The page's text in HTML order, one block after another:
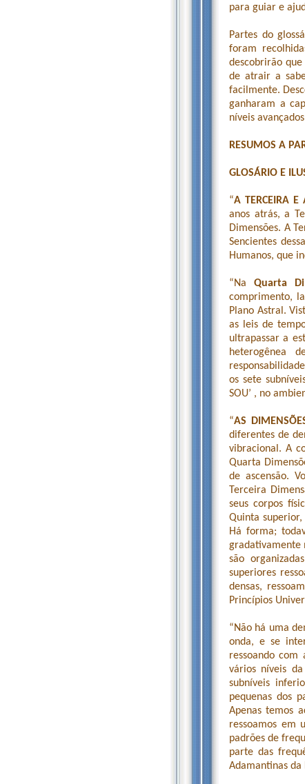
para guiar e
Partes do
foram
descobrirão
de atrair a
facilmente.
ganharam a
níveis
RESUMOS A
GLOSÁRIO E
“A TERCEIRA E
anos atrás, a
Dimensões. A
Sencientes
Humanos, que
“Na Quarta
comprimento,
Plano Astral.
as leis de
ultrapassar a
heterogênea
os sete
SOU’ , no
“AS
diferentes de
vibracional. A
Quarta
de ascensão.
Terceira
seus corpos
Quinta
Há forma;
gradativamente
são
superiores
densas,
Princípios
“Não há uma
onda, e se
ressoando com
vários níveis
subníveis
pequenas dos
Apenas temos
ressoamos em
padrões de
parte das
Adamantinas da